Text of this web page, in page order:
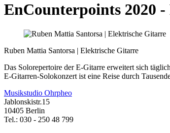
EnCounterpoints 2020
Ruben Mattia Santorsa | Elektrische Gitarre
Das Solorepertoire der E-Gitarre erweitert sich
E-Gitarren-Solokonzert ist eine Reise durch
Musikstudio Ohrpheo
Jablonskistr.15
10405 Berlin
Tel.: 030 - 250 48 799